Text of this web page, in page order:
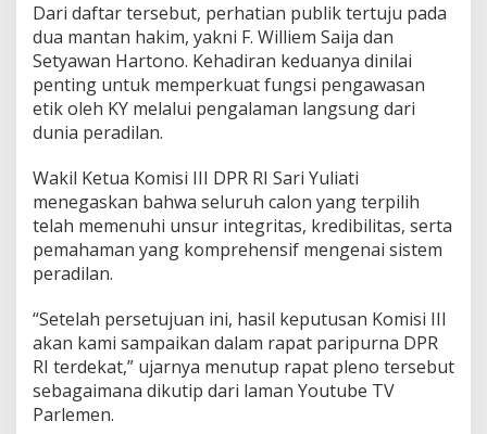
Dari daftar tersebut, perhatian publik tertuju pada
dua mantan hakim, yakni F. Williem Saija dan
Setyawan Hartono. Kehadiran keduanya dinilai
penting untuk memperkuat fungsi pengawasan
etik oleh KY melalui pengalaman langsung dari
dunia peradilan.
Wakil Ketua Komisi III DPR RI Sari Yuliati
menegaskan bahwa seluruh calon yang terpilih
telah memenuhi unsur integritas, kredibilitas, serta
pemahaman yang komprehensif mengenai sistem
peradilan.
“Setelah persetujuan ini, hasil keputusan Komisi III
akan kami sampaikan dalam rapat paripurna DPR
RI terdekat,” ujarnya menutup rapat pleno tersebut
sebagaimana dikutip dari laman Youtube TV
Parlemen.